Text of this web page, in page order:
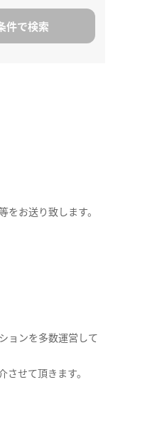
お送り致します。
ョンを多数運営して
せて頂きます。